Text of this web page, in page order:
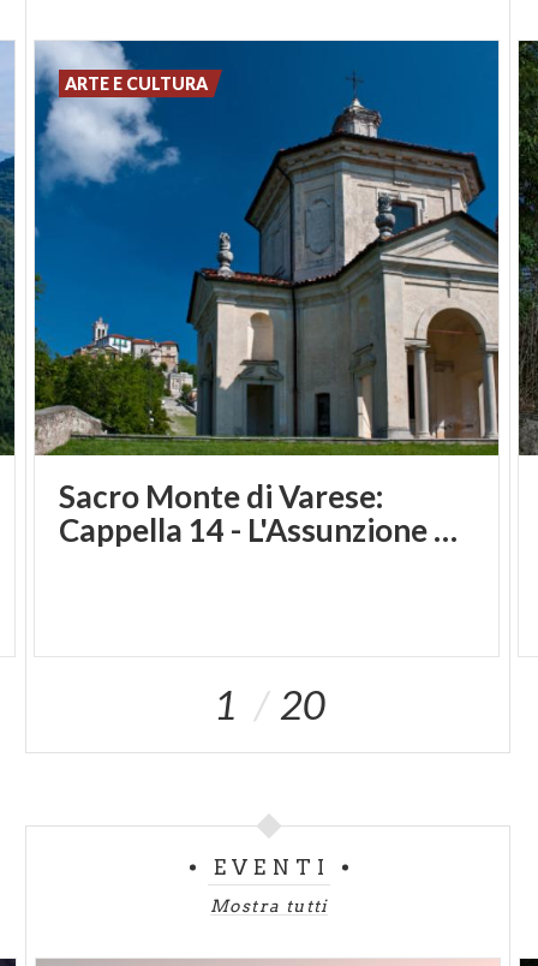
Sacro Monte di Varese:
Cappella 14 - L'Assunzione di Maria
ARTE E CULTURA
1 20
EVENTI
Mostra tutti